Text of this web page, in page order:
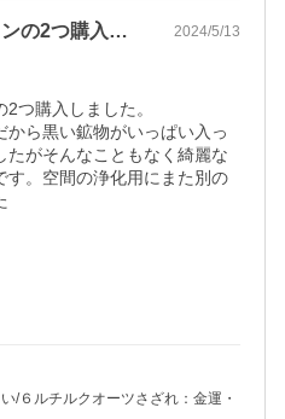
ルチルクォーツとシトリンの2つ購入しま… 2024/5/13
つ購入しました。
から黒い鉱物がいっぱい入っ
たがそんなこともなく綺麗な
す。空間の浄化用にまた別の
/６ルチルクオーツさざれ：金運・